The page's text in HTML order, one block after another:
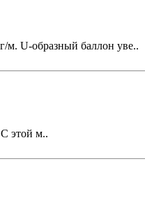
м. U-образный баллон уве..
этой м..